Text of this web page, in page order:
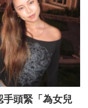
手頭緊「為女兒